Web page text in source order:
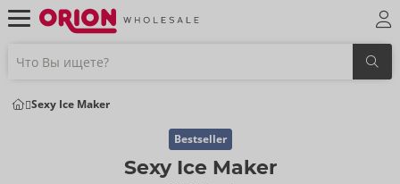
Sexy Ice Maker
Bestseller
Sexy Ice Maker